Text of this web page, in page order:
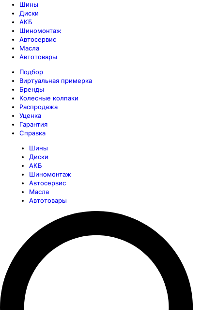
Шины
Диски
АКБ
Шиномонтаж
Автосервис
Масла
Автотовары
Подбор
Виртуальная примерка
Бренды
Колесные колпаки
Распродажа
Уценка
Гарантия
Справка
Шины
Диски
АКБ
Шиномонтаж
Автосервис
Масла
Автотовары